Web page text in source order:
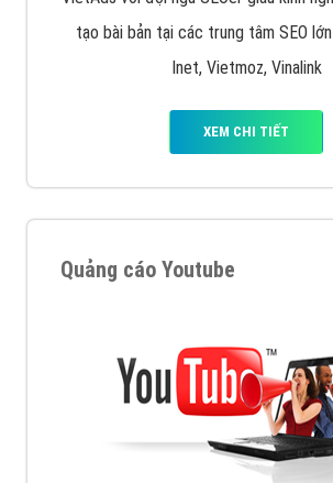
tạo bài bản tại các trung tâm SEO
Inet, Vietmoz, Vinalink
XEM CHI TIẾT
Quảng cáo Youtube